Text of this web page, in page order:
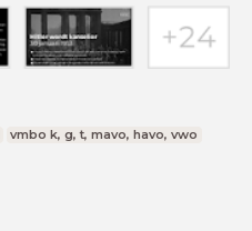
vmbo k, g, t, mavo, havo, vwo